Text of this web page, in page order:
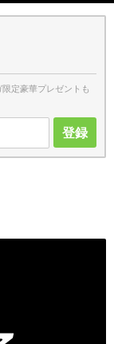
定豪華プレゼントも
登録